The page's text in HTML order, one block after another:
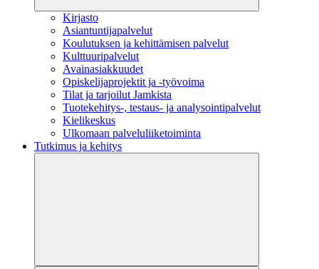
Kirjasto
Asiantuntijapalvelut
Koulutuksen ja kehittämisen palvelut
Kulttuuripalvelut
Avainasiakkuudet
Opiskelijaprojektit​ ja -työvoima
Tilat ja tarjoilut Jamkista
Tuotekehitys-, testaus- ja analysointipalvelut
Kielikeskus
Ulkomaan palveluliiketoiminta
Tutkimus ja kehitys